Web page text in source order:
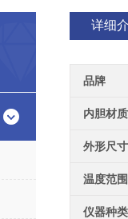
详细
品牌
内胆材质
外形尺寸
温度范围
仪器种类